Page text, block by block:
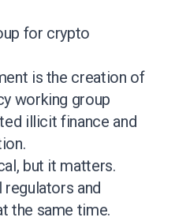
for crypto
is the creation of
working group
illicit finance and
but it matters.
and
the same time.